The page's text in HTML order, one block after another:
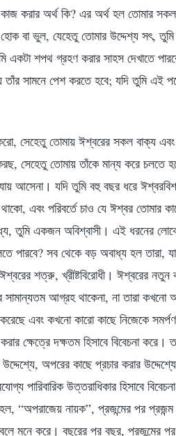
কাজ করার অর্থ কি? এর অর্থ হল তোমার
বা ভুল, যেহেতু তোমার উদ্দেশ্য সৎ,
একটা শপথ গ্রহণ করার সাহস দেখাতে
তাঁর সামনে পেশ করতে হবে; যদি তুমি
সেহেতু তোমায় ঈশ্বরের সকল বাক্য
সেহেতু তোমায় তাঁকে মান্য করে
আসেনা। যদি তুমি বহু বছর ধরে
থাকো, এবং পরিবর্তে চাও যে ঈশ্বর
তুমি একজন অবিশ্বাসী। এই ধরনের
পারবে? সব থেকে বড় অবাধ্য হল তারা,
শত্রু, খ্রীষ্টবিরোধী। ঈশ্বরের নতুন
আগ্রহ থাকেনা, না তারা কখনো
এবং কখনো কারো কাছে নিজেকে
ক্ষেত্রে দক্ষতম হিসাবে বিবেচনা
অপরের কাছে প্রচার করার
পারিবারিক উত্তরাধিকার হিসাবে
“অপরাজেয় নায়ক”, প্রজন্মের পর
মনে করে। বছরের পর বছর, প্রজন্মের